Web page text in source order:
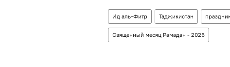
Ид аль-Фитр Таджикистан
Священный месяц Рамадан - 2026